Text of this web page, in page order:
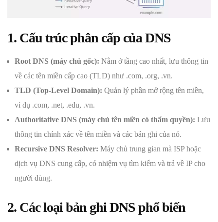
1. Cấu trúc phân cấp của DNS
Root DNS (máy chủ gốc): Nằm ở tầng cao nhất, lưu thông tin
về các tên miền cấp cao (TLD) như .com, .org, .vn.
TLD (Top-Level Domain): Quản lý phần mở rộng tên miền,
ví dụ .com, .net, .edu, .vn.
Authoritative DNS (máy chủ tên miền có thẩm quyền): Lưu
thông tin chính xác về tên miền và các bản ghi của nó.
Recursive DNS Resolver: Máy chủ trung gian mà ISP hoặc
dịch vụ DNS cung cấp, có nhiệm vụ tìm kiếm và trả về IP cho
người dùng.
2. Các loại bản ghi DNS phổ biến